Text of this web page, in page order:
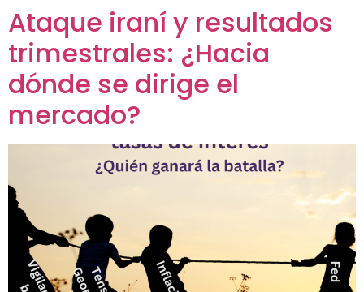
Ataque iraní y resultados
trimestrales: ¿Hacia
dónde se dirige el
mercado?